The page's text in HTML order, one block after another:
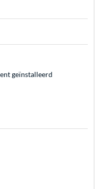
geïnstalleerd